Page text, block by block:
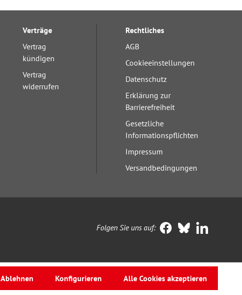
Verträge
Vertrag
kündigen
Vertrag
widerrufen
Rechtliches
AGB
Cookieeinstellungen
Datenschutz
Erklärung zur
Barrierefreiheit
Gesetzliche
Informationspflichten
Impressum
Versandbedingungen
Folgen Sie uns auf:
Ablehnen Konfigurieren Alle Cookies akzeptieren